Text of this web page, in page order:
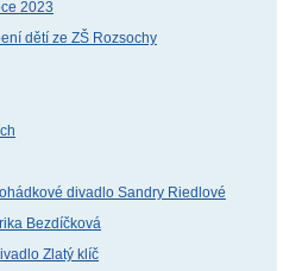
2023
dětí ze ZŠ Rozsochy
divadlo Sandry Riedlové
Bezdíčková
Zlatý klíč